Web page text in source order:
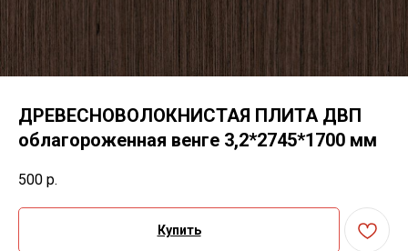
ДРЕВЕСНОВОЛОКНИСТАЯ ПЛИТА ДВП
облагороженная венге 3,2*2745*1700 мм
500 р.
Купить